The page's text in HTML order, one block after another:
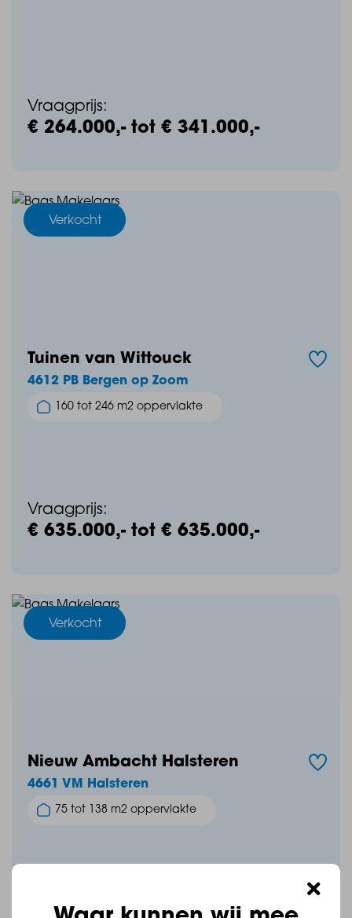
Vraagprijs:
€ 264.000,- tot € 341.000,-
Verkocht
Tuinen van Wittouck
4612 PB Bergen op Zoom
160 tot 246 m2 oppervlakte
Vraagprijs:
€ 635.000,- tot € 635.000,-
Verkocht
Nieuw Ambacht Halsteren
4661 VM Halsteren
75 tot 138 m2 oppervlakte
Vraagprijs: